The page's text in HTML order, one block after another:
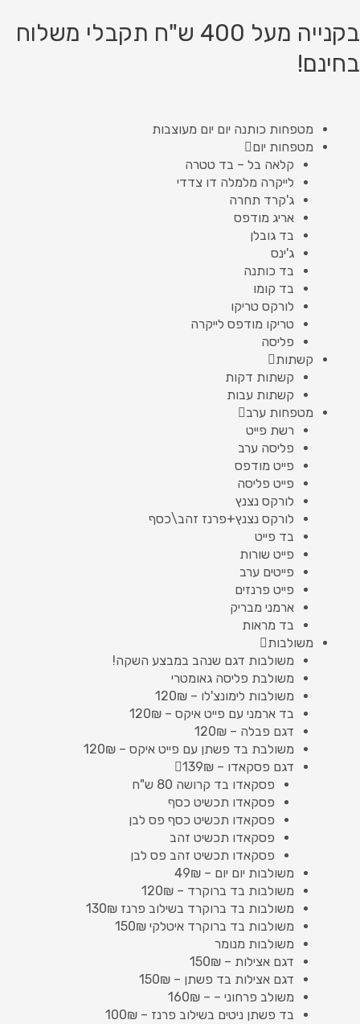
לתוכן
בקנייה מעל 400 ש"ח תקבלי משלוח
בחינם!
מטפחות כותנה יום יום מעוצבות
מטפחות יום
קלאה בל – בד טטרה
לייקרה מלמלה דו צדדי
ג'קרד תחרה
אריג מודפס
בד גובלן
ג'ינס
בד כותנה
בד קומו
לורקס טריקו
טריקו מודפס לייקרה
פליסה
קשתות
קשתות דקות
קשתות עבות
מטפחות ערב
רשת פייט
פליסה ערב
פייט מודפס
פייט פליסה
לורקס נצנץ
לורקס נצנץ+פרנז זהב\כסף
בד פייט
פייט שורות
פייטים ערב
פייט פרנזים
ארמני מבריק
בד מראות
משולבות
משולבות דגם שנהב במבצע השקה!
משולבת פליסה גאומטרי
משולבות לימונצ'לו – 120₪
בד ארמני עם פייט איקס – 120₪
דגם פבלה – 120₪
משולבת בד פשתן עם פייט איקס – 120₪
דגם פסקאדו – 139₪
פסקאדו בד קרושה 80 ש"ח
פסקאדו תכשיט כסף
פסקאדו תכשיט כסף פס לבן
פסקאדו תכשיט זהב
פסקאדו תכשיט זהב פס לבן
משולבות יום יום – 49₪
משולבות בד ברוקרד – 120₪
משולבות בד ברוקרד בשילוב פרנז 130₪
משולבות בד ברוקרד איטלקי 150₪
משולבות מנומר
דגם אצילות – 150₪
דגם אצילות בד פשתן – 150₪
משולב פרחוני – – 160₪
בד פשתן ניטים בשילוב פרנז – 100₪